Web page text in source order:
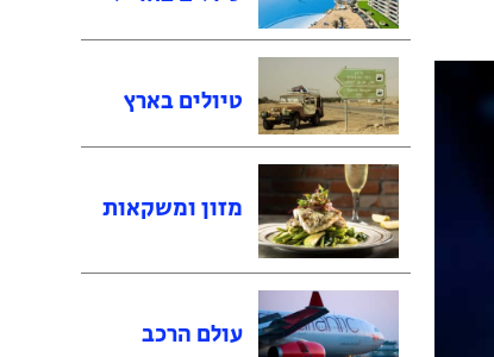
טיולים בארץ
מזון ומשקאות
עולם הרכב